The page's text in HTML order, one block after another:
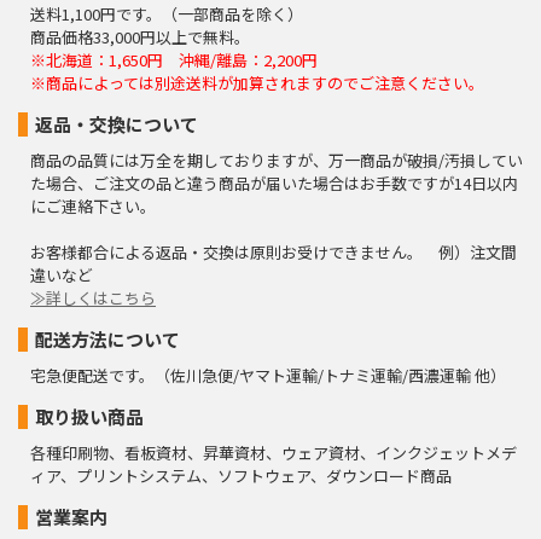
送料1,100円です。（一部商品を除く）
商品価格33,000円以上で無料。
※北海道：1,650円 沖縄/離島：2,200円
※商品によっては別途送料が加算されますのでご注意ください。
返品・交換について
商品の品質には万全を期しておりますが、万一商品が破損/汚損してい
た場合、ご注文の品と違う商品が届いた場合はお手数ですが14日以内
にご連絡下さい。
お客様都合による返品・交換は原則お受けできません。 例）注文間
違いなど
≫詳しくはこちら
配送方法について
宅急便配送です。（佐川急便/ヤマト運輸/トナミ運輸/西濃運輸 他）
取り扱い商品
各種印刷物、看板資材、昇華資材、ウェア資材、インクジェットメデ
ィア、プリントシステム、ソフトウェア、ダウンロード商品
営業案内